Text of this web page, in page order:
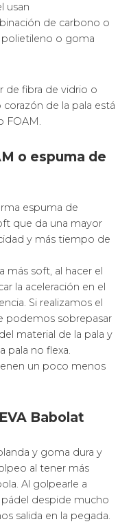
usan
de carbono o
o goma
de fibra de vidrio o
de la pala está
FOAM.
o espuma de
espuma de
que da una mayor
y más tiempo de
soft, al hacer el
la aceleración en el
Si realizamos el
podemos sobrepasar
material de la pala y
pala no flexa.
un poco menos
Babolat
y goma dura y
al tener más
Al golpearle a
despide mucho
salida en la pegada.